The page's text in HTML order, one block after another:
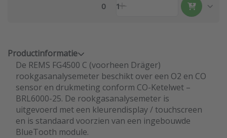
0 1
Productinformatie
De REMS FG4500 C (voorheen Dräger)
rookgasanalysemeter beschikt over een O2 en CO
sensor en drukmeting conform CO-Ketelwet –
BRL6000-25. De rookgasanalysemeter is
uitgevoerd met een kleurendisplay / touchscreen
en is standaard voorzien van een ingebouwde
BlueTooth module.